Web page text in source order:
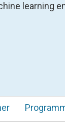
learning